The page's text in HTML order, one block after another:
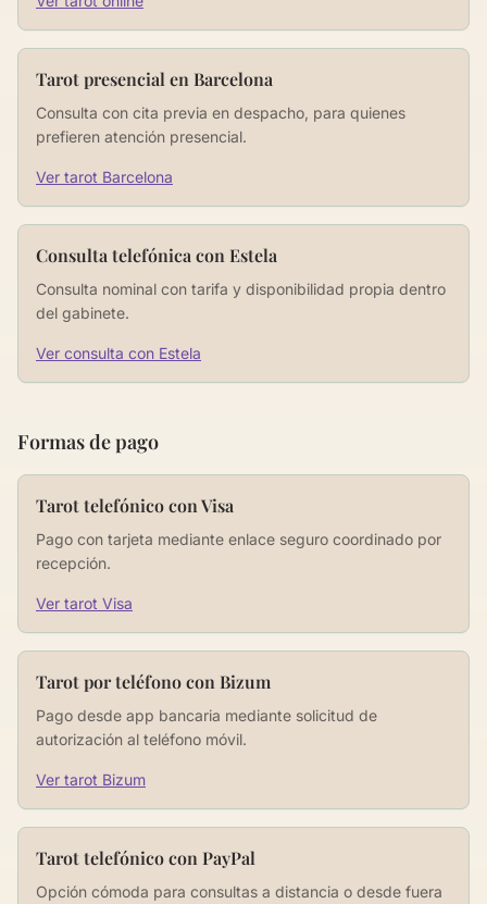
Tarot presencial en Barcelona
Consulta con cita previa en despacho, para quienes
prefieren atención presencial.
Ver tarot Barcelona
Consulta telefónica con Estela
Consulta nominal con tarifa y disponibilidad propia dentro
del gabinete.
Ver consulta con Estela
Formas de pago
Tarot telefónico con Visa
Pago con tarjeta mediante enlace seguro coordinado por
recepción.
Ver tarot Visa
Tarot por teléfono con Bizum
Pago desde app bancaria mediante solicitud de
autorización al teléfono móvil.
Ver tarot Bizum
Tarot telefónico con PayPal
Opción cómoda para consultas a distancia o desde fuera